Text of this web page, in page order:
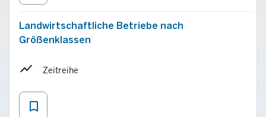
Landwirtschaftliche Betriebe nach
Größenklassen
Zeitreihe
bookmark_border